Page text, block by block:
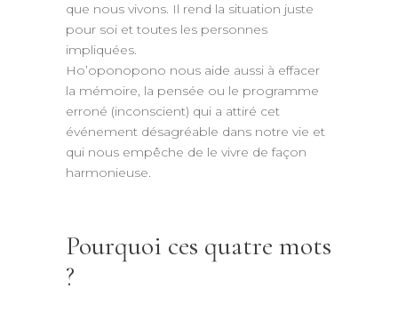
que nous vivons. Il rend la situation juste
pour soi et toutes les personnes
impliquées.
Ho’oponopono nous aide aussi à effacer
la mémoire, la pensée ou le programme
erroné (inconscient) qui a attiré cet
événement désagréable dans notre vie et
qui nous empêche de le vivre de façon
harmonieuse.
Pourquoi ces quatre mots
?